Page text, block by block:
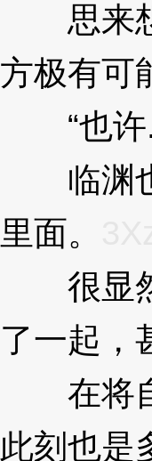
思来想
方极有可
“也许
临渊也
里面。
很显然
了一起，
在将自
此刻也是